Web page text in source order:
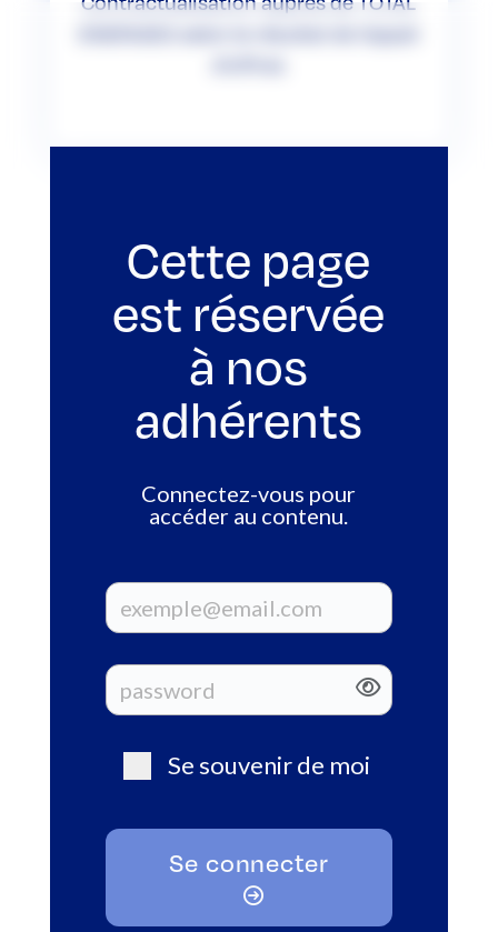
Cette page
est réservée
à nos
adhérents
Connectez-vous pour
accéder au contenu.
Se souvenir de moi